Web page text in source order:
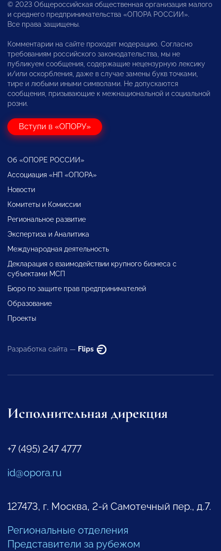
© 2023 Общероссийская общественная организация малого
и среднего предпринимательства «ОПОРА РОССИИ».
Все права защищены.
Комментарии на сайте проходят модерацию. Согласно
требованиям российского законодательства, мы не
публикуем сообщения, содержащие нецензурную лексику
и/или оскорбления, даже в случае замены букв точками,
тире и любыми иными символами. Не допускаются
сообщения, призывающие к межнациональной и социальной
розни.
Вступи в «ОПОРУ»
Об «ОПОРЕ РОССИИ»
Ассоциация «НП «ОПОРА»
Новости
Комитеты и Комиссии
Региональное развитие
Экспертиза и Аналитика
Международная деятельность
Декларация о взаимодействии крупного бизнеса с
субъектами МСП
Бюро по защите прав предпринимателей
Образование
Проекты
Разработка сайта — Flips
Исполнительная дирекция
+7 (495) 247 4777
id@opora.ru
127473, г. Москва, 2-й Самотечный пер., д.7.
Региональные отделения
Представители за рубежом